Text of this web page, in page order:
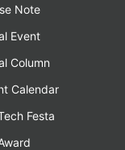
Note
Event
Column
Calendar
Festa